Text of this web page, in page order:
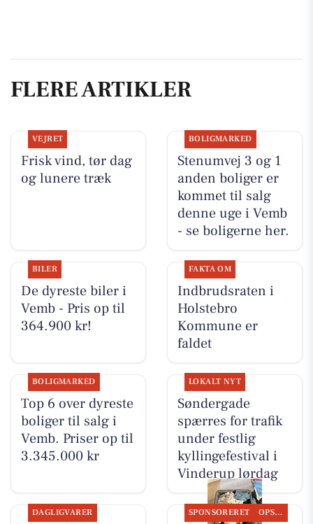
FLERE ARTIKLER
VEJRET
Frisk vind, tør dag
og lunere træk
BOLIGMARKED
Stenumvej 3 og 1
anden boliger er
kommet til salg
denne uge i Vemb
- se boligerne her.
BILER
De dyreste biler i
Vemb - Pris op til
364.900 kr!
FAKTA OM
Indbrudsraten i
Holstebro
Kommune er
faldet
BOLIGMARKED
Top 6 over dyreste
boliger til salg i
Vemb. Priser op til
3.345.000 kr
LOKALT NYT
Søndergade
spærres for trafik
under festlig
kyllingefestival i
Vinderup lørdag
DAGLIGVARER SPONSORERET OPSLAGSTAVLEN